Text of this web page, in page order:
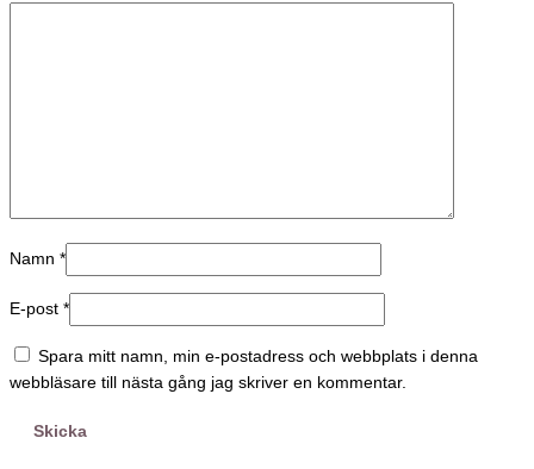
Namn *
E-post *
Spara mitt namn, min e-postadress och webbplats i denna
webbläsare till nästa gång jag skriver en kommentar.